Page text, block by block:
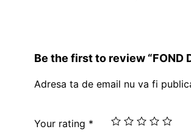
Be the first to review “FOND
Adresa ta de email nu va fi
Your rating *